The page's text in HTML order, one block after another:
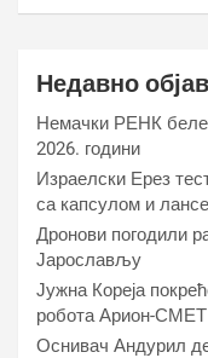
Недавно
Немачки РЕНК
2026. години
Израелски Ерез
са капсулом и
Дронови погодили
Јарослављу
Јужна Кореја
робота Арион-СМЕТ
Оснивач Андурил